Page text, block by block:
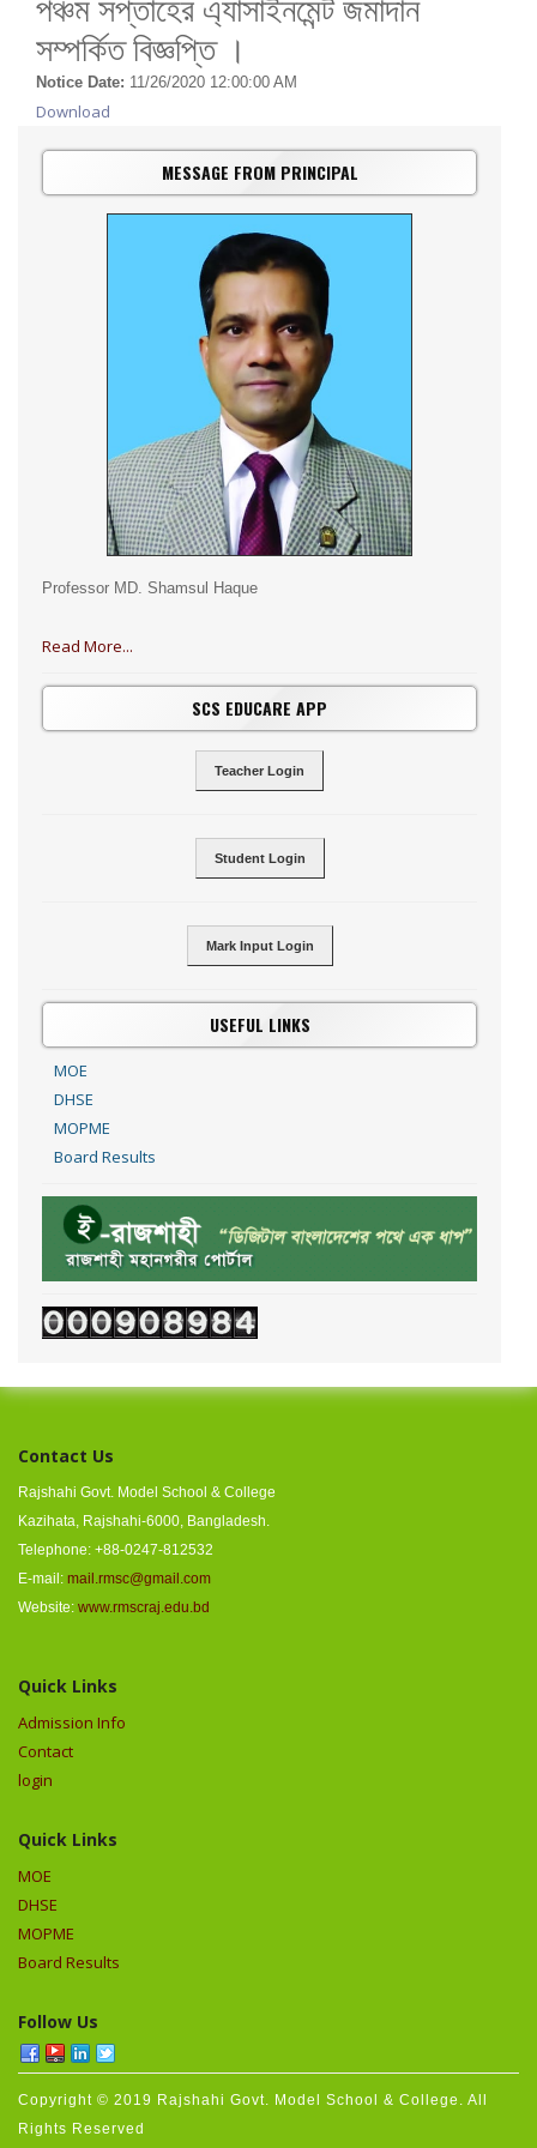
সম্পর্কিত বিজ্ঞপ্তি ।
Notice Date: 11/26/2020 12:00:00 AM
Download
MESSAGE FROM PRINCIPAL
Professor MD. Shamsul Haque
Read More...
SCS EDUCARE APP
Teacher Login
Student Login
Mark Input Login
USEFUL LINKS
MOE
DHSE
MOPME
Board Results
Contact Us
Rajshahi Govt. Model School & College
Kazihata, Rajshahi-6000, Bangladesh.
Telephone: +88-0247-812532
E-mail: mail.rmsc@gmail.com
Website: www.rmscraj.edu.bd
Quick Links
Admission Info
Contact
login
Quick Links
MOE
DHSE
MOPME
Board Results
Follow Us
Copyright © 2019 Rajshahi Govt. Model School & College. All
Rights Reserved